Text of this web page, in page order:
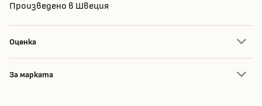
Произведено в Швеция
Оценка
За марката